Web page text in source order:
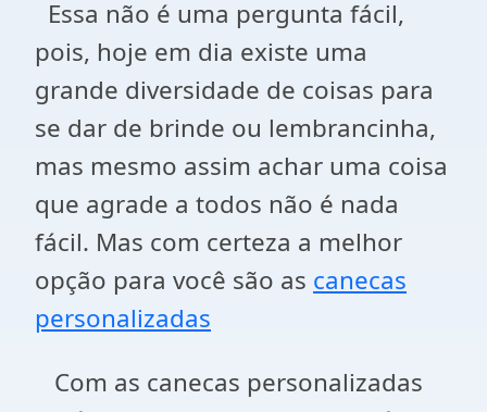
Essa não é uma pergunta fácil,
pois, hoje em dia existe uma
grande diversidade de coisas para
se dar de brinde ou lembrancinha,
mas mesmo assim achar uma coisa
que agrade a todos não é nada
fácil. Mas com certeza a melhor
opção para você são as canecas
personalizadas
Com as canecas personalizadas